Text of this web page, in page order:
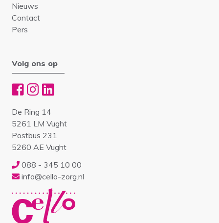
Nieuws
Contact
Pers
Volg ons op
De Ring 14
5261 LM Vught
Postbus 231
5260 AE Vught
088 - 345 10 00
info@cello-zorg.nl